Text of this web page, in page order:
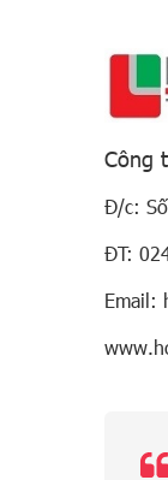
Công
Đ/c:
ĐT:
Email: